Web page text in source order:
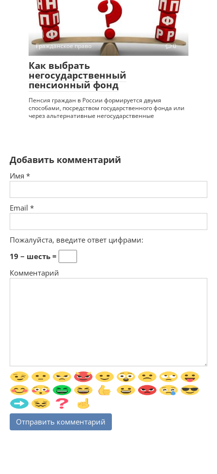
Гражданское право 0
Как выбрать
негосударственный
пенсионный фонд
Пенсия граждан в России формируется двумя
способами, посредством государственного фонда или
через альтернативные негосударственные
Добавить комментарий
Имя *
Email *
Пожалуйста, введите ответ цифрами:
19 − шесть =
Комментарий